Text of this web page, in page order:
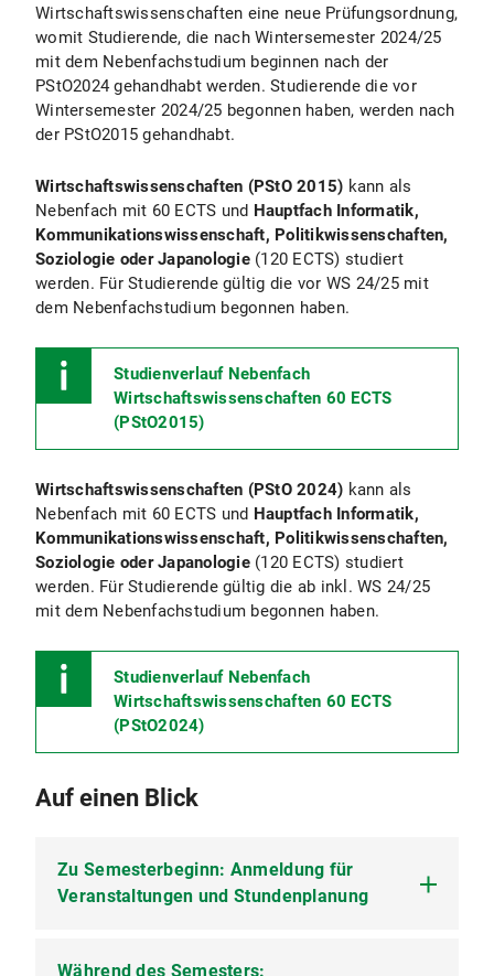
Wirtschaftswissenschaften eine neue Prüfungsordnung,
womit Studierende, die nach Wintersemester 2024/25
mit dem Nebenfachstudium beginnen nach der
PStO2024 gehandhabt werden. Studierende die vor
Wintersemester 2024/25 begonnen haben, werden nach
der PStO2015 gehandhabt.
Wirtschaftswissenschaften (PStO 2015) kann als
Nebenfach mit 60 ECTS und Hauptfach Informatik,
Kommunikationswissenschaft, Politikwissenschaften,
Soziologie oder Japanologie(120 ECTS) studiert
werden. Für Studierende gültig die vor WS 24/25 mit
dem Nebenfachstudium begonnen haben.
Studienverlauf Nebenfach
Wirtschaftswissenschaften 60 ECTS
(PStO2015)
Wirtschaftswissenschaften (PStO 2024) kann als
Nebenfach mit 60 ECTS und Hauptfach Informatik,
Kommunikationswissenschaft, Politikwissenschaften,
Soziologie oder Japanologie(120 ECTS) studiert
werden. Für Studierende gültig die ab inkl. WS 24/25
mit dem Nebenfachstudium begonnen haben.
Studienverlauf Nebenfach
Wirtschaftswissenschaften 60 ECTS
(PStO2024)
Auf einen Blick
Zu Semesterbeginn: Anmeldung für
Veranstaltungen und Stundenplanung
Während des Semesters: